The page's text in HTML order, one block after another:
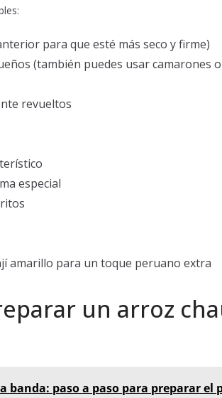
para que esté más seco y firme)
(también puedes usar camarones
revueltos
especial
amarillo para un toque peruano extra
un arroz
banda: paso a paso para preparar el